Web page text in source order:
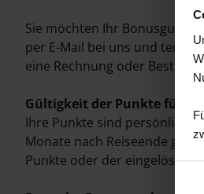
Sie möchten Ihr
per E-Mail bei uns und teilen
eine Rechnung oder
Gültigkeit der Punkte für
Ihre Punkte sind persönlich
Monate nach Reiseende
Punkte oder der eingelösten